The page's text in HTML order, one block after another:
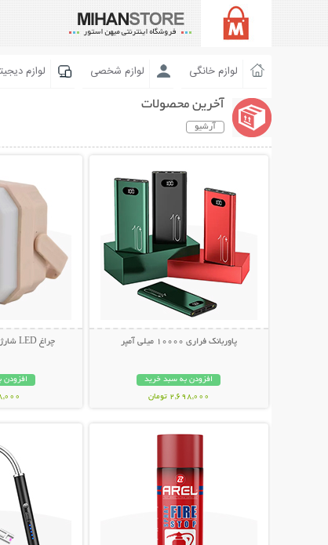
لوازم خانگی لوازم شخصی لوازم
آخرین محصولات
آرشیو
پاوربانک فراری 10000 میلی آمپر
افزودن به سبد خرید
2,698,000 تومان
چراغ LED شارژی Camping Lights
افزودن
448,000